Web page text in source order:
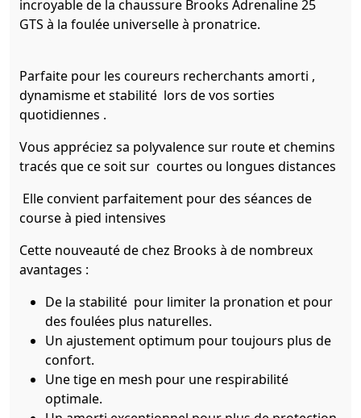
incroyable de la chaussure Brooks Adrenaline 25
GTS à la foulée universelle à pronatrice.
Parfaite pour les coureurs recherchants amorti ,
dynamisme et stabilité lors de vos sorties
quotidiennes .
Vous appréciez sa polyvalence sur route et chemins
tracés que ce soit sur courtes ou longues distances
Elle convient parfaitement pour des séances de
course à pied intensives
Cette nouveauté de chez Brooks à de nombreux
avantages :
De la stabilité pour limiter la pronation et pour
des foulées plus naturelles.
Un ajustement optimum pour toujours plus de
confort.
Une tige en mesh pour une respirabilité
optimale.